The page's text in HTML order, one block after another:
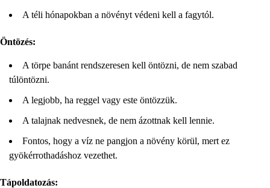
A téli hónapokban a növényt védeni kell a fagytól.
Öntözés:
A törpe banánt rendszeresen kell öntözni, de nem szabad
túlöntözni.
A legjobb, ha reggel vagy este öntözzük.
A talajnak nedvesnek, de nem ázottnak kell lennie.
Fontos, hogy a víz ne pangjon a növény körül, mert ez
gyökérrothadáshoz vezethet.
Tápoldatozás: